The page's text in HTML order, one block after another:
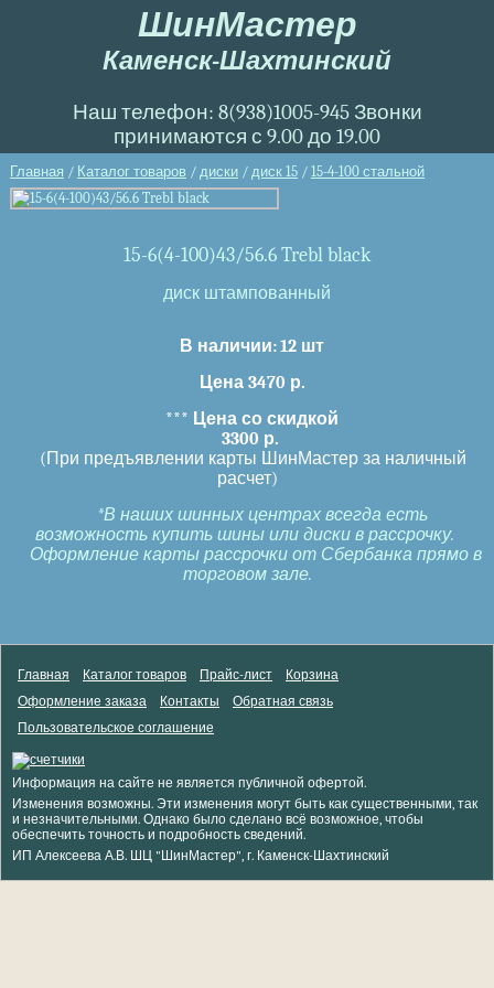
ШинМастер
Каменск-Шахтинский
Наш телефон: 8(938)1005-945 Звонки
принимаются с 9.00 до 19.00
Главная / Каталог товаров / диски/ диск 15/ 15-4-100 стальной
15-6(4-100)43/56.6 Trebl black
диск штампованный
В наличии:12 шт
Цена 3470 р.
*** Цена со скидкой
3300 р.
(При предъявлении карты ШинМастер за наличный
расчет)
*В наших шинных центрах всегда есть
возможность купить шины или диски в рассрочку.
Оформление карты рассрочки от Сбербанка прямо в
торговом зале.
Главная Каталог товаров Прайс-лист
Корзина
Оформление заказа
Контакты
Обратная связь
Пользовательское соглашение
Информация на сайте не является публичной офертой.
Изменения возможны. Эти изменения могут быть как существенными, так
и незначительными. Однако было сделано всё возможное, чтобы
обеспечить точность и подробность сведений.
ИП Алексеева А.В. ШЦ "ШинМастер", г. Каменск-Шахтинский